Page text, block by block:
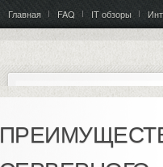
Главная FAQ IT обзоры